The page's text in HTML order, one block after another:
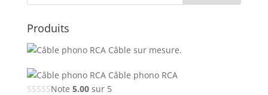
Produits
Câble sur mesure.
Câble phono RCA
Note 5.00sur 5